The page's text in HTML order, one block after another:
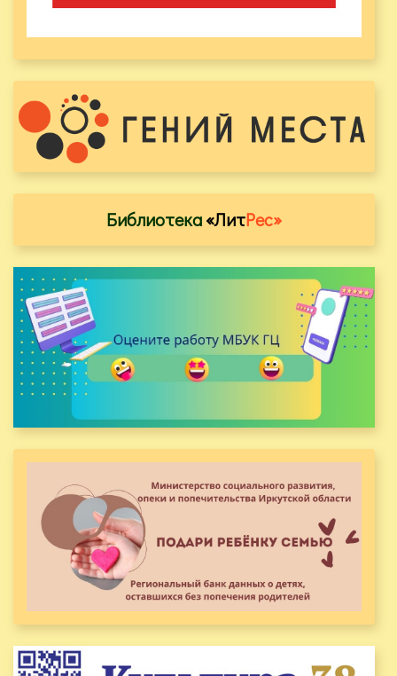
Библиотека«ЛитРес»